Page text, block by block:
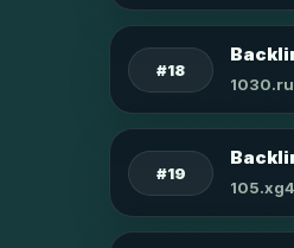
#18
1030.ru
#19